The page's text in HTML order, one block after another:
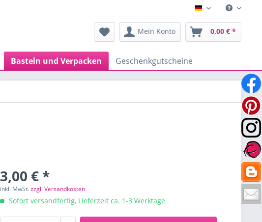
Deutsch
Mein Konto 0,00 € *
Basteln und Verpacken Geschenkgutscheine
3,00 € *
inkl. MwSt.zzgl. Versandkosten
Sofort versandfertig, Lieferzeit ca. 1-3 Werktage